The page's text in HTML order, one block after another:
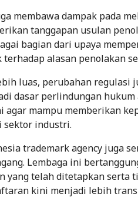
membawa dampak pada
tanggapan usulan
bagian dari upaya
terhadap alasan penolakan
luas, perubahan regulasi
dasar perlindungan
agar mampu memberikan
sektor industri.
trademark agency juga
Lembaga ini
yang telah ditetapkan serta
kini menjadi lebih